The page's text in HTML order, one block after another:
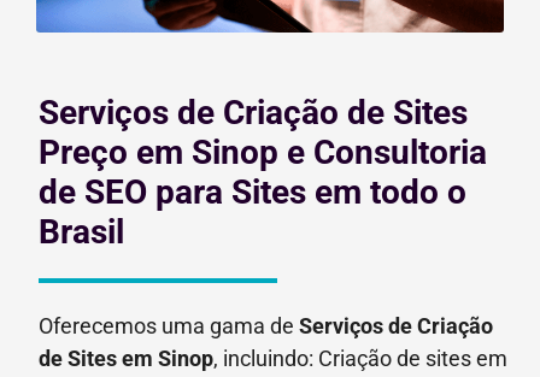
Serviços de Criação de Sites
Preço em Sinop e Consultoria
de SEO para Sites em todo o
Brasil
Oferecemos uma gama de Serviços de Criação
de Sites em Sinop, incluindo: Criação de sites em